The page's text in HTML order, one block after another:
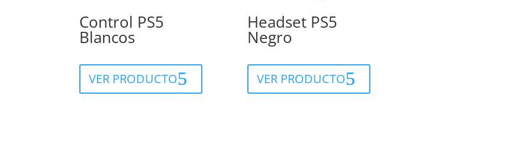
Control PS5
Blancos
VER PRODUCTO
Headset PS5
Negro
VER PRODUCTO